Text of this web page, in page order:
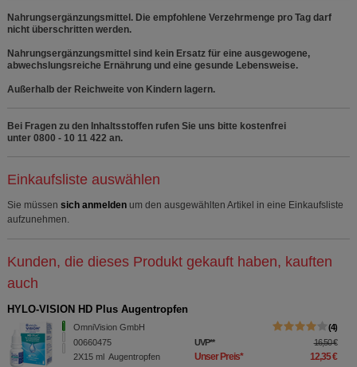
Nahrungsergänzungsmittel. Die empfohlene Verzehrmenge pro Tag darf
nicht überschritten werden.
Nahrungsergänzungsmittel sind kein Ersatz für eine ausgewogene,
abwechslungsreiche Ernährung und eine gesunde Lebensweise.
Außerhalb der Reichweite von Kindern lagern.
Bei Fragen zu den Inhaltsstoffen rufen Sie uns bitte kostenfrei
unter 0800 - 10 11 422 an.
Einkaufsliste auswählen
Sie müssen sich anmelden um den ausgewählten Artikel in eine Einkaufsliste
aufzunehmen.
Kunden, die dieses Produkt gekauft haben, kauften
auch
HYLO-VISION HD Plus Augentropfen
OmniVision GmbH
00660475
2X15 ml Augentropfen
4
UVP** 16,50 €
Unser Preis* 12,35 €